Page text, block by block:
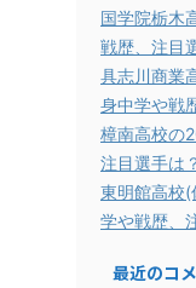
国学院栃木
戦歴、注目
具志川商業
身中学や戦
樟南高校の
注目選手は
東明館高校(
学や戦歴、
最近のコ